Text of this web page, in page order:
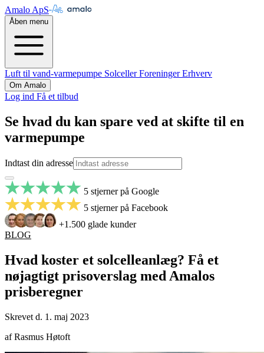
Amalo ApS
Åben menu
Luft til vand-varmepumpe SolcellerForeningerErhverv
Om Amalo
Log ind Få et tilbud
Se hvad du kan spare ved at skifte til en
varmepumpe
Indtast din adresse
5 stjerner på Google
5 stjerner på Facebook
+1.500 glade kunder
BLOG
Hvad koster et solcelleanlæg? Få et
nøjagtigt prisoverslag med Amalos
prisberegner
Skrevet d. 1. maj 2023
af Rasmus Høtoft